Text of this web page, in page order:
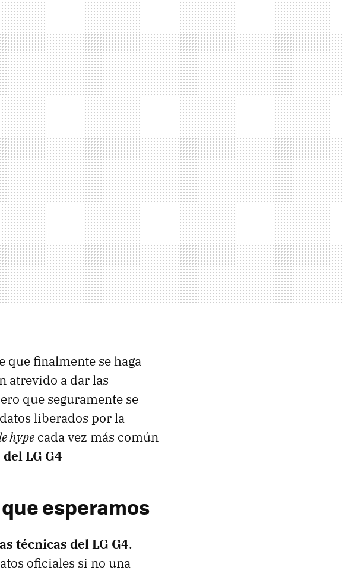
que finalmente se haga
atrevido a dar las
que seguramente se
liberados por la
hype cada vez más común
LG G4
esperamos
técnicas del LG G4.
oficiales si no una